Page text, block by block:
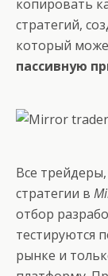
копировать
стратегий,
который
пассивную
Все
стратегии в
отбор
тестируются
рынке и